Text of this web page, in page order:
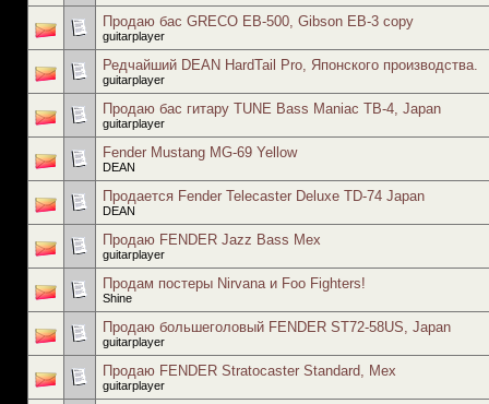
Продаю бас GRECO EB-500, Gibson EB-3 copy
guitarplayer
Редчайший DEAN HardTail Pro, Японского производства.
guitarplayer
Продаю бас гитару TUNE Bass Maniac TB-4, Japan
guitarplayer
Fender Mustang MG-69 Yellow
DEAN
Продается Fender Telecaster Deluxe TD-74 Japan
DEAN
Продаю FENDER Jazz Bass Mex
guitarplayer
Продам постеры Nirvana и Foo Fighters!
Shine
Продаю большеголовый FENDER ST72-58US, Japan
guitarplayer
Продаю FENDER Stratocaster Standard, Mex
guitarplayer